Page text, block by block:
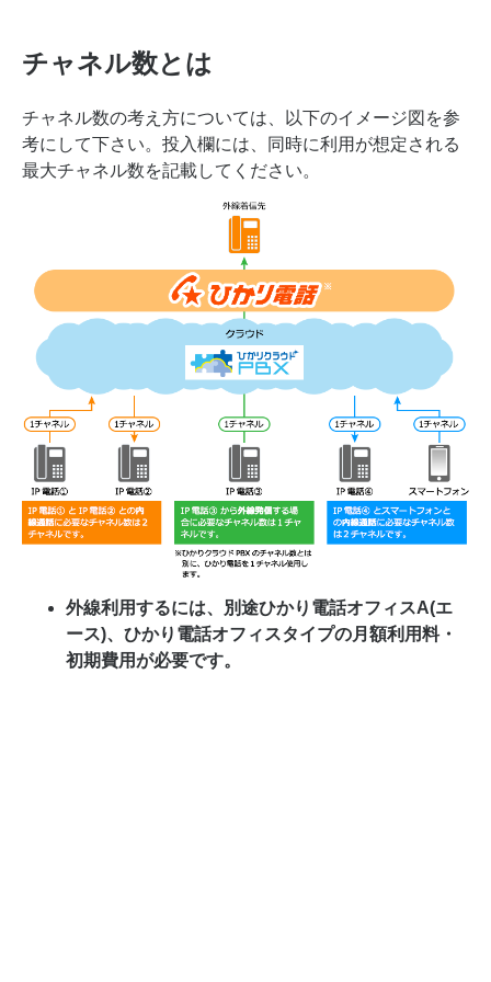
チャネル数とは
チャネル数の考え方については、以下のイメージ図を参
考にして下さい。投入欄には、同時に利用が想定される
最大チャネル数を記載してください。
外線利用するには、別途ひかり電話オフィスA(エ
ース)、ひかり電話オフィスタイプの月額利用料・
初期費用が必要です。